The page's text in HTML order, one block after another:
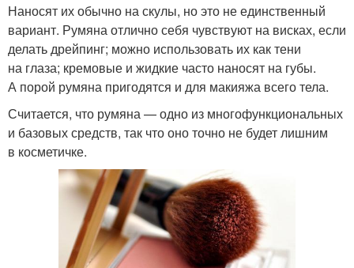
Наносят их обычно на скулы, но это не единственный
вариант. Румяна отлично себя чувствуют на висках, если
делать дрейпинг; можно использовать их как тени
на глаза; кремовые и жидкие часто наносят на губы.
А порой румяна пригодятся и для макияжа всего тела.
Считается, что румяна — одно из многофункциональных
и базовых средств, так что оно точно не будет лишним
в косметичке.